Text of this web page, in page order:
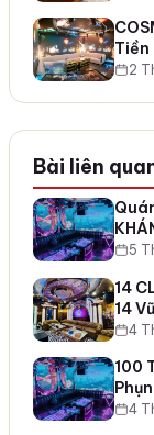
Tiền
2
Bài liên
5
14
14
4
100
4